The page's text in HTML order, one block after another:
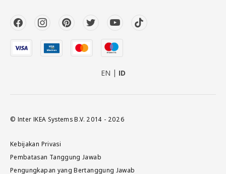
EN ID
© Inter IKEA Systems B.V. 2014 - 2026
Kebijakan Privasi
Pembatasan Tanggung Jawab
Pengungkapan yang Bertanggung Jawab